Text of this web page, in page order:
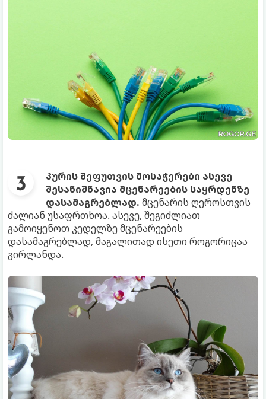
პურის შეფუთვის მოსაჭერები ასევე
შესანიშნავია მცენარეების საყრდენზე
დასამაგრებლად. მცენარის ღეროსთვის
ძალიან უსაფრთხოა. ასევე, შეგიძლიათ
გამოიყენოთ კედელზე მცენარეების
დასამაგრებლად, მაგალითად ისეთი როგორიცაა
გირლანდა.